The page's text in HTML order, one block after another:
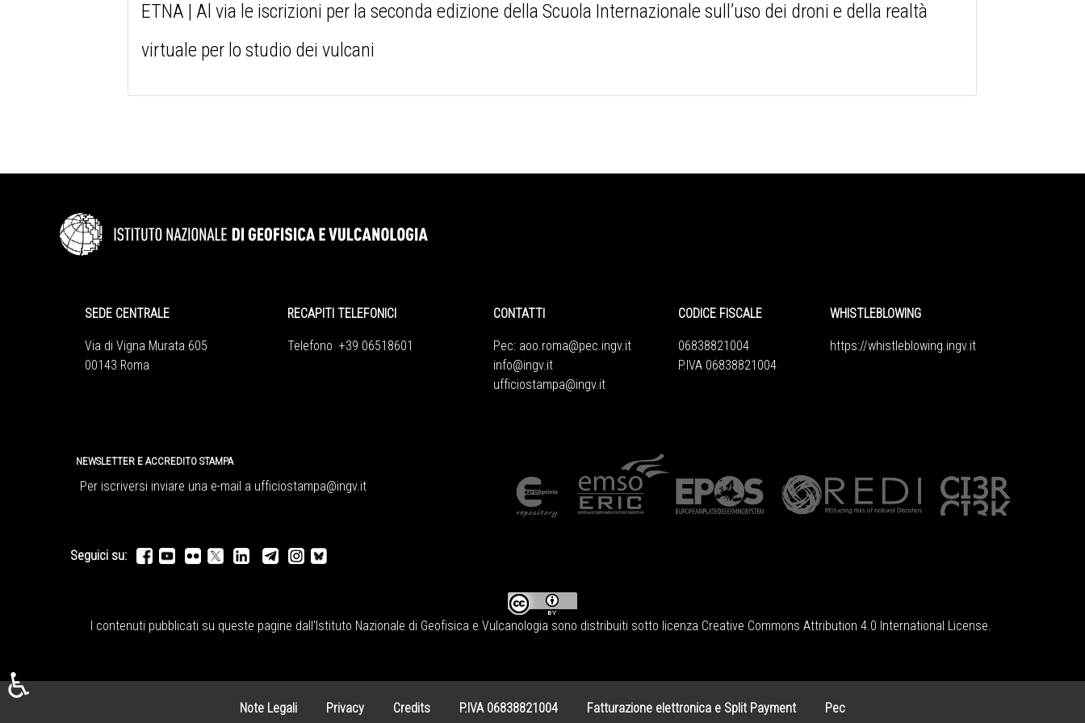
ETNA | Al via le iscrizioni per la seconda edizione della Scuola Internazionale sull’uso dei droni e della realtà
virtuale per lo studio dei vulcani
SEDE CENTRALE
Via di Vigna Murata 605
00143 Roma
RECAPITI TELEFONICI
Telefono +39 06518601
CONTATTI
Pec: aoo.roma@pec.ingv.it
info@ingv.it
ufficiostampa@ingv.it
CODICE FISCALE
06838821004
P.IVA 06838821004
WHISTLEBLOWING
https://whistleblowing.ingv. it
NEWSLETTER E ACCREDITO STAMPA
Per iscriversi inviare una e-mail a ufficiostampa@ingv.it
Seguici su:
I contenuti pubblicati su queste pagine dall'Istituto Nazionale di Geofisica e Vulcanologia sono distribuiti sotto licenza Creative Commons Attribution 4.0 International License
Note Legali Privacy Credits P.IVA 06838821004 Fatturazione elettronica e Split Payment Pec